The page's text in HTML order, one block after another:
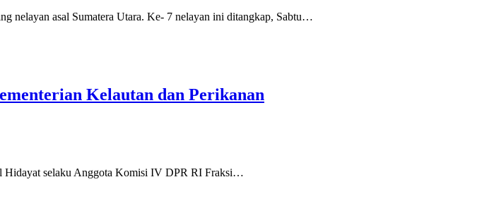
nelayan asal Sumatera Utara. Ke- 7 nelayan ini ditangkap, Sabtu…
Kelautan dan Perikanan
selaku Anggota Komisi IV DPR RI Fraksi…